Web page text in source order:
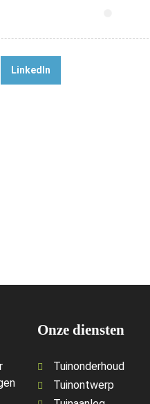
LinkedIn
Onze diensten
Tuinonderhoud
Tuinontwerp